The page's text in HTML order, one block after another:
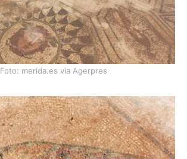
Foto: merida.es via Agerpres